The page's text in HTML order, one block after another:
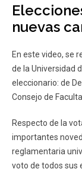
nuevas
En este video, se
de la Universidad
eleccionario: de
Consejo de
Respecto de la
importantes
reglamentaria
voto de todos sus